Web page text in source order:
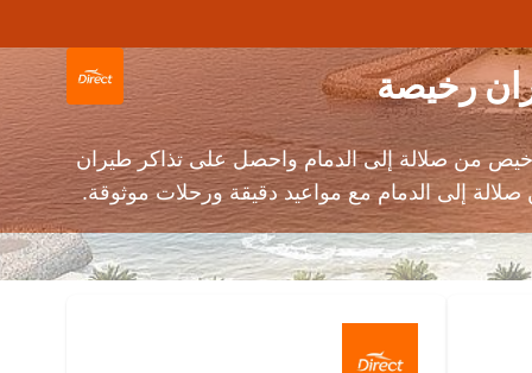
من صلالة إلى الدمام واحصل على تذاكر طيران